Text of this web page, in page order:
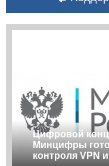
Цифровой
Минцифры
контроля VPN